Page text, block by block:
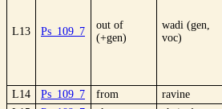
L13 Ps_109_7
out of
(+gen)
wadi (gen,
voc)
L14 Ps_109_7 from ravine